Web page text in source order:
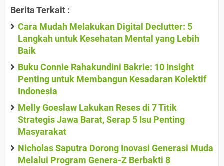
Berita Terkait :
Cara Mudah Melakukan Digital Declutter: 5
Langkah untuk Kesehatan Mental yang Lebih
Baik
Buku Connie Rahakundini Bakrie: 10 Insight
Penting untuk Membangun Kesadaran Kolektif
Indonesia
Melly Goeslaw Lakukan Reses di 7 Titik
Strategis Jawa Barat, Serap 5 Isu Penting
Masyarakat
Nicholas Saputra Dorong Inovasi Generasi Muda
Melalui Program Genera-Z Berbakti 8